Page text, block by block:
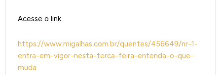
Acesse o link
https://www.migalhas.com.br/quentes/456649/nr-1-
entra-em-vigor-nesta-terca-feira-entenda-o-que-
muda